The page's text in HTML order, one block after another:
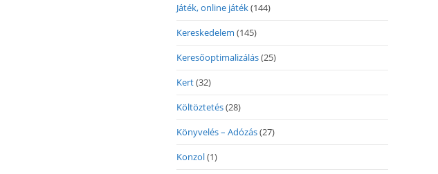
Játék, online játék(144)
Kereskedelem (145)
Keresőoptimalizálás(25)
Kert(32)
Költöztetés(28)
Könyvelés – Adózás(27)
Konzol(1)